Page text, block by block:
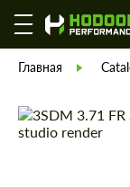
Главная